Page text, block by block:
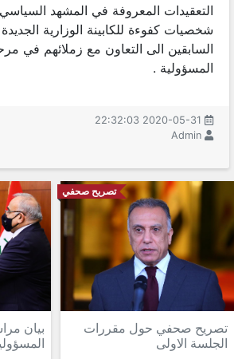
التعقيدات المعروفة في المشهد السياسي
شخصيات كفوءة للكابينة الوزارية الجديدة
السابقين الى التعاون مع زملائهم في
المسؤولية .
2020-05-31 22:32:03
Admin
تصريح صحفي
تصريح صحفي حول مقررات
الجلسة الاولى
بيان